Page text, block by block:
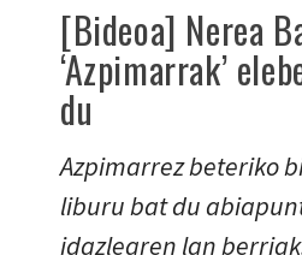
[Bideoa] Nerea
‘Azpimarrak’
du
Azpimarrez beteriko
liburu bat du
idazlearen lan